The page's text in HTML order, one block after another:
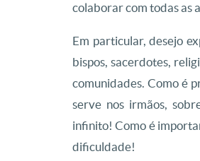
colaborar com todas as
Em particular, desejo
bispos, sacerdotes,
comunidades. Como é
serve nos irmãos,
infinito! Como é
dificuldade!